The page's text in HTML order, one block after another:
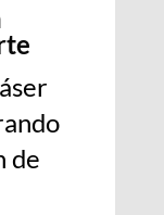
de